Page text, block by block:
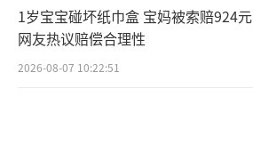
1岁宝宝碰坏纸巾盒 宝妈被索赔924元
网友热议赔偿合理性
2026-08-07 10:22:51